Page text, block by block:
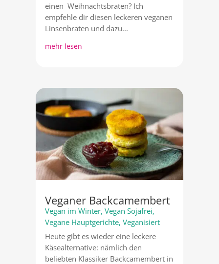
einen Weihnachtsbraten? Ich
empfehle dir diesen leckeren veganen
Linsenbraten und dazu...
mehr lesen
Veganer Backcamembert
Vegan im Winter, Vegan Sojafrei,
Vegane Hauptgerichte, Veganisiert
Heute gibt es wieder eine leckere
Käsealternative: nämlich den
beliebten Klassiker Backcamembert in